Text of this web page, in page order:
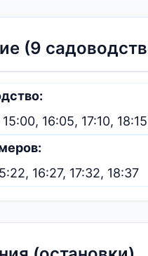
(9
16:05, 17:10, 18:15
16:27, 17:32, 18:37